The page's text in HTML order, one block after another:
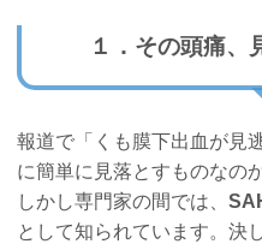
１．その頭痛、
報道で「くも膜下出血が見
に簡単に見落とすものなの
しかし専門家の間では、
として知られています。決